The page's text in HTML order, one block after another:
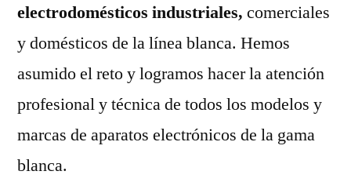
electrodomésticos industriales, comerciales
y domésticos de la línea blanca. Hemos
asumido el reto y logramos hacer la atención
profesional y técnica de todos los modelos y
marcas de aparatos electrónicos de la gama
blanca.